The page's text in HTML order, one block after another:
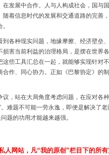
发展中合作。人与人构成社会，国与
着信息时代的发展和交通道路的完善
各种现实问题，地缘摩擦、经济壁垒
害当前利益的治理格局，是摆在世界
些工具汇总在一起，就能够实现针对
作、同心协力。正如《巴黎协定》的
，站在大局角度考虑问题，在应对各
难题不可能一劳永逸，即便是解决了
题的功用才能越来越强。
人网站，凡“我的原创”栏目下的所